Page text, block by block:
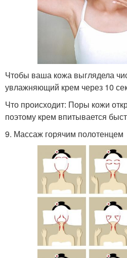
Чтобы ваша кожа выглядела
увлажняющий крем через 10
Что происходит: Поры кожи
поэтому крем впитывается
9. Массаж горячим полотенцем